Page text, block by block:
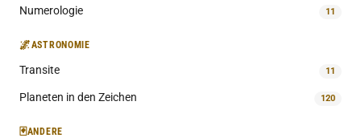
Numerologie 11
🌌ASTRONOMIE
Transite 11
Planeten in den Zeichen 120
🃏ANDERE